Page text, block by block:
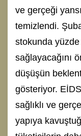
ve gerçeği
temizlendi.
stokunda
sağlayacağını
düşüşün
gösteriyor.
sağlıklı ve
yapıya